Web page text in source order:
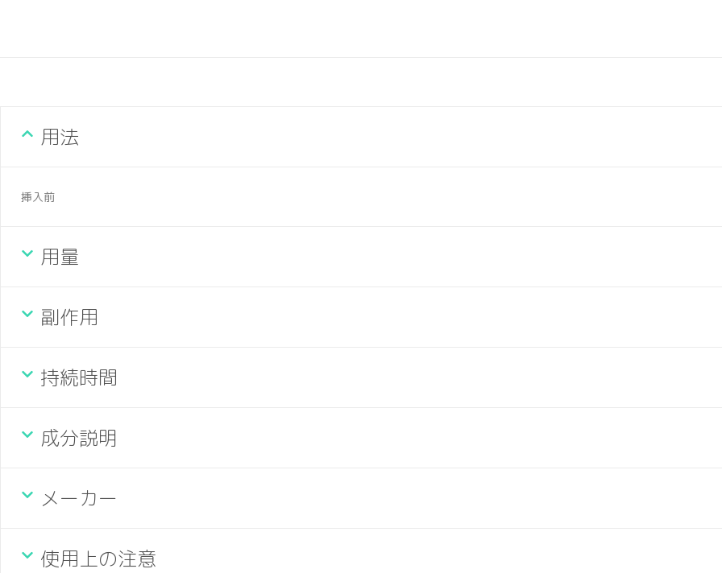
用法
挿入前
用量
副作用
持続時間
成分説明
メーカー
使用上の注意